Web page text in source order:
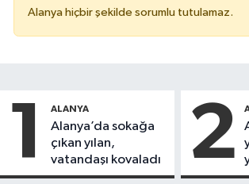
Alanya hiçbir şekilde sorumlu tutulamaz.
1 ALANYA
Alanya’da sokağa
çıkan yılan,
vatandaşı kovaladı
2